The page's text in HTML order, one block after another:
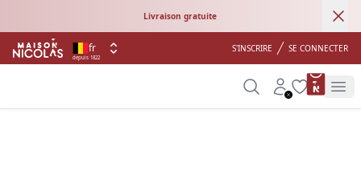
Livraison gratuite
depuis 1822
fr S'INSCRIRE SE CONNECTER
SearchAccount
Wishlist